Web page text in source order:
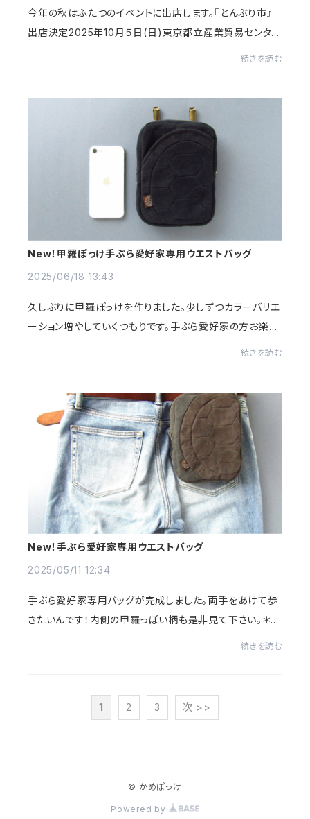
今年の秋はふたつのイベントに出店します。『とんぶり市』
出店決定2025年10月５日(日)東京都立産業貿易センター
続きを読む
New！甲羅ぽっけ手ぶら愛好家専用ウエストバッグ
2025/06/18 13:43
久しぶりに甲羅ぽっけを作りました。少しずつカラーバリエ
ーション増やしていくつもりです。手ぶら愛好家の方お楽し
続きを読む
New！手ぶら愛好家専用ウエストバッグ
2025/05/11 12:34
手ぶら愛好家専用バッグが完成しました。両手をあけて歩
きたいんです！内側の甲羅っぽい柄も是非見て下さい。＊か
続きを読む
1 2 3 次 >>
© かめぽっけ
Powered by